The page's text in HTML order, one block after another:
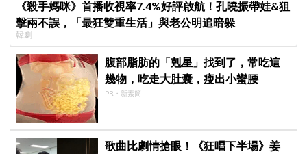
《殺手媽咪》首播收視率7.4%好評啟航！孔曉振帶娃&狙
擊兩不誤，「最狂雙重生活」與老公明追暗躲
韓劇
腹部脂肪的「剋星」找到了，常吃這
幾物，吃走大肚囊，瘦出小蠻腰
PR・新素簡
歌曲比劇情搶眼！《狂唱下半場》姜